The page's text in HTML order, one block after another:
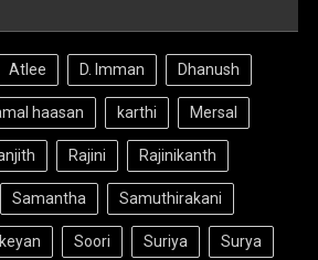
Atlee D. Imman Dhanush
haasan karthi Mersal
Rajini Rajinikanth
Samantha Samuthirakani
Soori Suriya Surya